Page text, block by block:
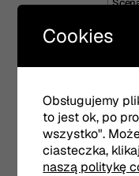
20.09
Cookies
Obsługujemy
to jest ok, po
wszystko".
ciasteczka,
naszą politykę